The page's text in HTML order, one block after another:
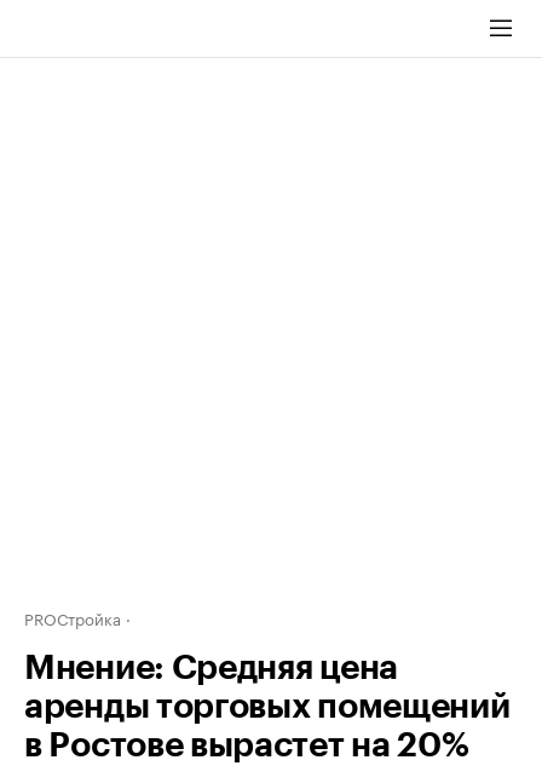
PROСтройка
Мнение: Средняя цена
аренды торговых помещений
в Ростове вырастет на 20%